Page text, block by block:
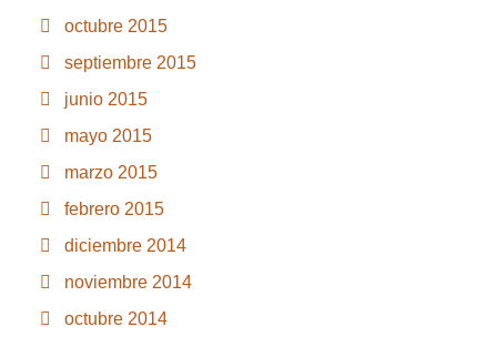
octubre 2015
septiembre 2015
junio 2015
mayo 2015
marzo 2015
febrero 2015
diciembre 2014
noviembre 2014
octubre 2014